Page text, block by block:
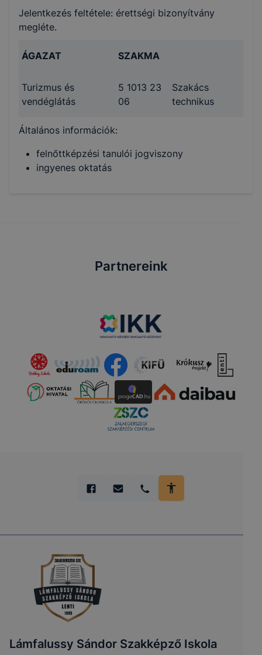
Jelentkezés feltétele: érettségi bizonyítvány
megléte.
ÁGAZAT SZAKMA
Turizmus és
vendéglátás
5 1013 23
06
Szakács
technikus
Általános információk:
felnőttképzési tanulói jogviszony
ingyenes oktatás
Partnereink
Lámfalussy Sándor Szakképző Iskola